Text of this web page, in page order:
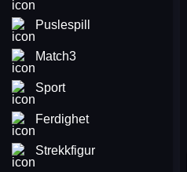
Puslespill
Match3
Sport
Ferdighet
Strekkfigur